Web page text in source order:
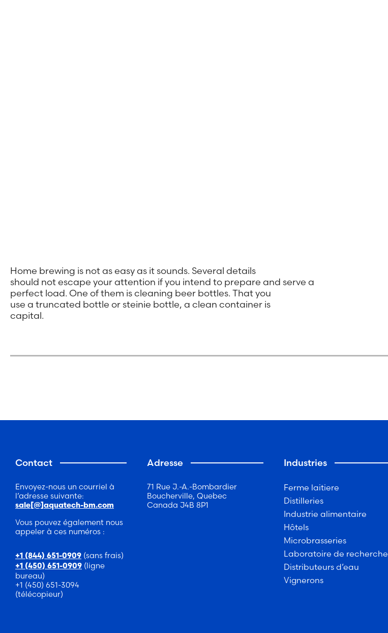
Home brewing is not as easy as it sounds. Several details
should not escape your attention if you intend to prepare and serve a
perfect load. One of them is cleaning beer bottles. That you
use a truncated bottle or steinie bottle, a clean container is
capital.
Contact
Envoyez-nous un courriel à
l’adresse suivante:
sale[@]aquatech-bm.com
Vous pouvez également nous
appeler à ces numéros :
+1 (844) 651-0909 (sans frais)
+1 (450) 651-0909 (ligne
bureau)
+1 (450) 651-3094
(télécopieur)
Adresse
71 Rue J.-A.-Bombardier
Boucherville, Quebec
Canada J4B 8P1
Industries
Ferme laitiere
Distilleries
Industrie alimentaire
Hôtels
Microbrasseries
Laboratoire de recherche
Distributeurs d’eau
Vignerons